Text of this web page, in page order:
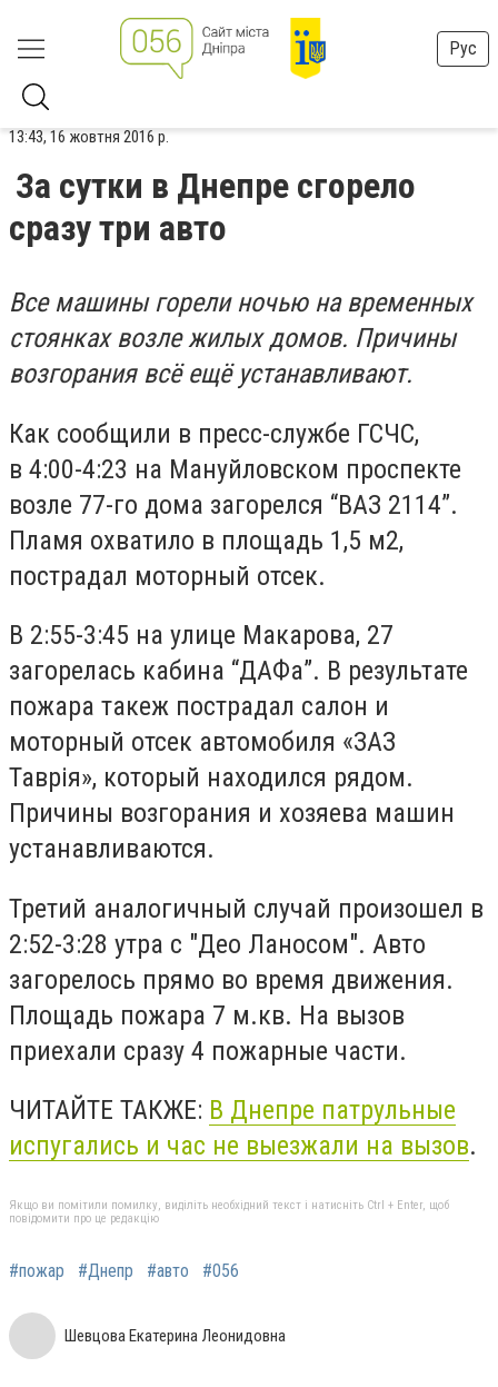
Рус
13:43, 16 жовтня 2016 р.
За сутки в Днепре сгорело
сразу три авто
Все машины горели ночью на временных
стоянках возле жилых домов. Причины
возгорания всё ещё устанавливают.
Как сообщили в пресс-службе ГСЧС,
в 4:00-4:23 на Мануйловском проспекте
возле 77-го дома загорелся “ВАЗ 2114”.
Пламя охватило в площадь 1,5 м2,
пострадал моторный отсек.
В 2:55-3:45 на улице Макарова, 27
загорелась кабина “ДАФа”. В результате
пожара такеж пострадал салон и
моторный отсек автомобиля «ЗАЗ
Таврія», который находился рядом.
Причины возгорания и хозяева машин
устанавливаются.
Третий аналогичный случай произошел в
2:52-3:28 утра с "Део Ланосом". Авто
загорелось прямо во время движения.
Площадь пожара 7 м.кв. На вызов
приехали сразу 4 пожарные части.
ЧИТАЙТЕ ТАКЖЕ: В Днепре патрульные
испугались и час не выезжали на вызов.
Якщо ви помітили помилку, виділіть необхідний текст і натисніть Ctrl + Enter, щоб
повідомити про це редакцію
#пожар #Днепр #авто #056
Шевцова Екатерина Леонидовна